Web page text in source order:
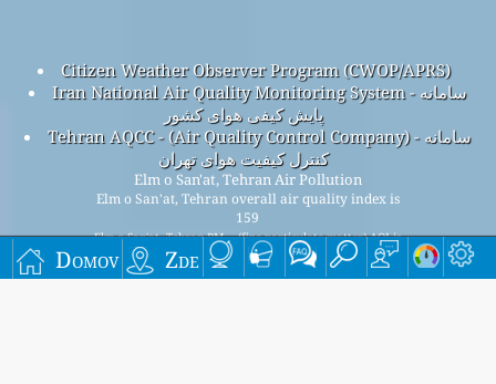
Domov Zde
Citizen Weather Observer Program (CWOP/APRS)
Iran National Air Quality Monitoring System - سامانه
پایش کیفی هوای کشور
Tehran AQCC - (Air Quality Control Company) - سامانه
کنترل کیفیت هوای تهران
Elm o San'at, Tehran Air Pollution
Elm o San'at, Tehran overall air quality index is
159
Elm o San'at, Tehran PM2.5(fine particulate matter) AQI is
159 - Elm o San'at, Tehran PM
(PM10 (Respirable
particulate matter)) AQI is n/a - Elm o San'at, Tehran NO2